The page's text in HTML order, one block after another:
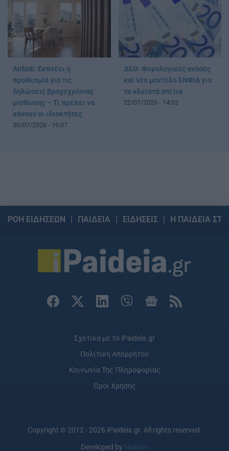
Airbnb: Εκπνέει η
προθεσμία για τις
δηλώσεις βραχυχρόνιας
μίσθωσης – Τι πρέπει να
κάνουν οι ιδιοκτήτες
30/07/2026 - 19:07
ΔΕΘ: Φορολογικές ανάσες
και νέο μοντέλο ΕΝΦΙΑ για
τα κλειστά σπίτια
22/07/2026 - 14:02
ΡΟΗ ΕΙΔΗΣΕΩΝ ΠΑΙΔΕΙΑ ΕΙΔΗΣΕΙΣ Η ΠΑΙΔΕΙΑ
Σχετικά με το iPaideia.gr
Πολιτική Απορρήτου
Κοινωνία Της Πληροφορίας
Όροι Χρήσης
Copyright © 2012 - 2026 iPaideia.gr. All rights reserved.
Developed by